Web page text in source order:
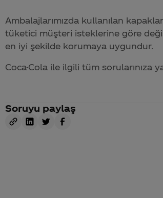
Ambalajlarımızda kullanılan
tüketici müşteri isteklerine göre
en iyi şekilde korumaya uygundur.
Coca-Cola ile ilgili tüm sorularınıza
Soruyu paylaş